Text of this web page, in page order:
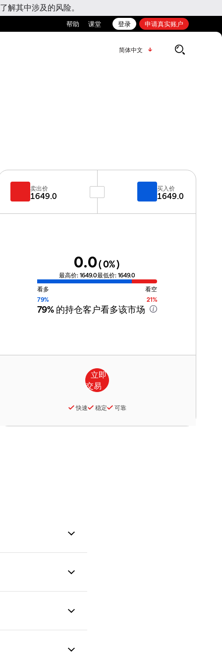
解其中涉及的风险。
帮助 课堂 登录 申请真实账户
简体中文
卖出价
1649.0
买入价
1649.0
0.0(0%)
最高价: 1649.0最低价: 1649.0
看多
看空
79%
21%
79% 的持仓客户看多该市场
快速 稳定 可靠